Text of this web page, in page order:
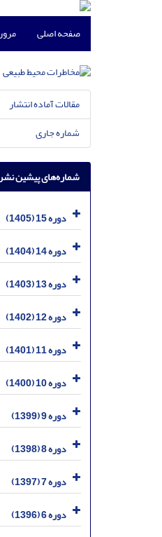
صفحه اصلی
مقالات آماده انتشار
شماره جاری
شماره‌های پیشین
دوره 15 (1405)
دوره 14 (1404)
دوره 13 (1403)
دوره 12 (1402)
دوره 11 (1401)
دوره 10 (1400)
دوره 9 (1399)
دوره 8 (1398)
دوره 7 (1397)
دوره 6 (1396)